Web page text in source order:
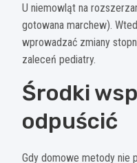
U niemowląt na
gotowana marchew).
wprowadzać zmiany
zaleceń pediatry.
Środki
odpuścić
Gdy domowe metody nie